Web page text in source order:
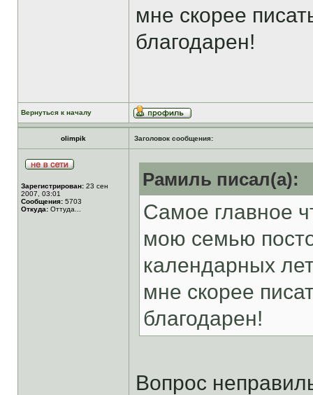
мне скорее
благодарен!
Вернуться к началу
olimpik Заголовок сообщения:
Зарегистрирован: 23 сен
2007, 03:01
Сообщения: 5703
Откуда: Оттуда...
Рамиль писал(а):
Самое главное
мою семью
календарных
мне скорее
благодарен!
Вопрос